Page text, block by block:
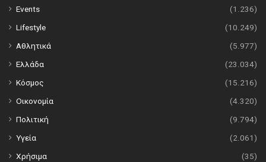
Events
(1.236)
Lifestyle
(10.249)
Αθλητικά
(5.977)
Ελλάδα
(23.034)
Κόσμος
(15.216)
Οικονομία
(4.320)
Πολιτική
(9.794)
Υγεία
(2.061)
Χρήσιμα
(35)